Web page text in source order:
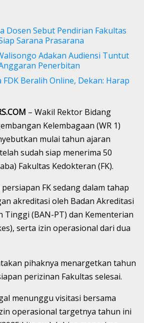
Dosen Sebut Pendirian Fakultas
Sarana Prasarana
Adakan Audiensi Tuntut
Penerbitan
Beralih Online, Dekan: Harap
– Wakil Rektor Bidang
Kelembagaan (WR 1)
mulai tahun ajaran
sudah siap menerima 50
Fakultas Kedokteran (FK).
FK sedang dalam tahap
akreditasi oleh Badan Akreditasi
Tinggi (BAN-PT) dan Kementerian
serta izin operasional dari dua
pihaknya menargetkan tahun
perizinan Fakultas selesai.
menunggu visitasi bersama
operasional targetnya tahun ini